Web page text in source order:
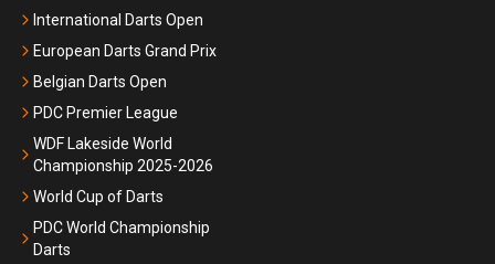
International Darts Open
European Darts Grand Prix
Belgian Darts Open
PDC Premier League
WDF Lakeside World
Championship 2025-2026
World Cup of Darts
PDC World Championship
Darts